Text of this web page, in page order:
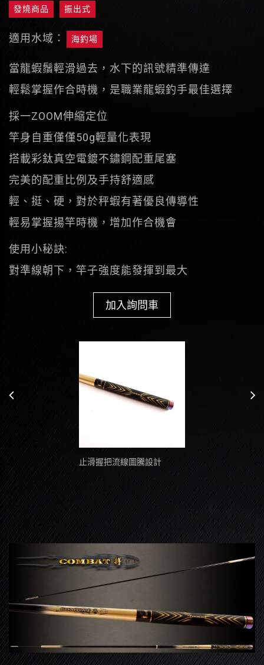
發燒商品 振出式
適用水域： 海釣場
當龍蝦鬚輕滑過去，水下的訊號精準傳達
輕鬆掌握作合時機，是職業龍蝦釣手最佳選擇
採一ZOOM伸縮定位
竿身自重僅僅50g輕量化表現
搭載彩鈦真空電鍍不鏽鋼配重尾塞
完美的配重比例及手持舒適感
輕、挺、硬，對於秤蝦有著優良傳導性
輕易掌握揚竿時機，增加作合機會
使用小秘訣:
對準線朝下，竿子強度能發揮到最大
加入詢問車
止滑握把流線圖騰設計
七彩真空電鍍不鏽鋼後塞